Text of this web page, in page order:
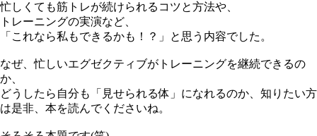
忙しくても筋トレが続けられるコツと方法や、
トレーニングの実演など、
「これなら私もできるかも！？」と思う内容でした。
なぜ、忙しいエグゼクティブがトレーニングを継続できるの
か、
どうしたら自分も「見せられる体」になれるのか、知りたい方
は是非、本を読んでくださいね。